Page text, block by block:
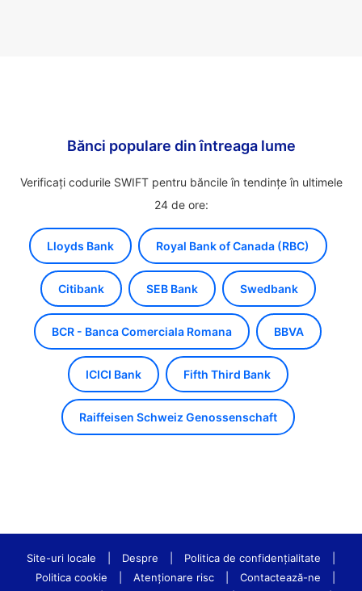
Bănci populare din întreaga lume
Verificați codurile SWIFT pentru băncile în tendințe în ultimele
24 de ore:
Lloyds Bank Royal Bank of Canada (RBC)
Citibank SEB Bank Swedbank
BCR - Banca Comerciala Romana BBVA
ICICI Bank Fifth Third Bank
Raiffeisen Schweiz Genossenschaft
Site-uri locale Despre Politica de confidenţialitate
Politica cookie
Atenționare risc Contactează-ne